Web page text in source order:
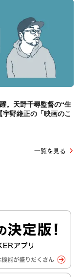
。天野千尋監督の“生
野維正の「映画のこ
一覧を見る